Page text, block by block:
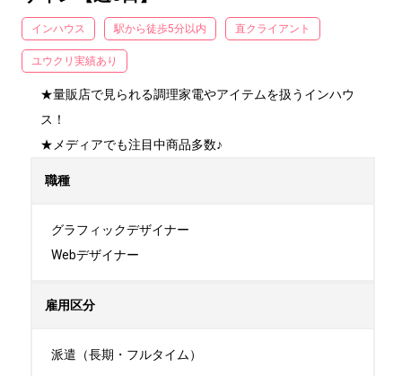
インハウス 駅から徒歩5分以内 直クライアント
ユウクリ実績あり
★量販店で見られる調理家電やアイテムを扱うインハウ
ス！
★メディアでも注目中商品多数♪
職種
グラフィックデザイナー
Webデザイナー
雇用区分
派遣（長期・フルタイム）